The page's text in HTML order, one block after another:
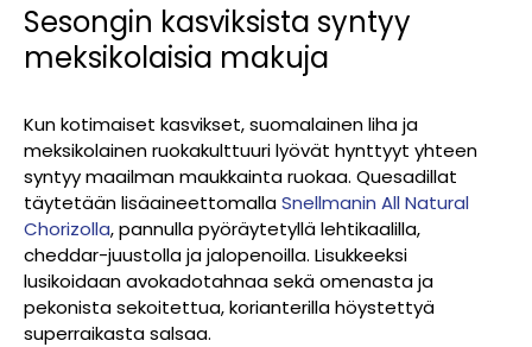
Sesongin kasviksista syntyy
meksikolaisia makuja
Kun kotimaiset kasvikset, suomalainen liha ja
meksikolainen ruokakulttuuri lyövät hynttyyt yhteen
syntyy maailman maukkainta ruokaa. Quesadillat
täytetään lisäaineettomallaSnellmanin All Natural
Chorizolla, pannulla pyöräytetyllä lehtikaalilla,
cheddar-juustolla ja jalopenoilla. Lisukkeeksi
lusikoidaan avokadotahnaa sekä omenasta ja
pekonista sekoitettua, korianterilla höystettyä
superraikasta salsaa.